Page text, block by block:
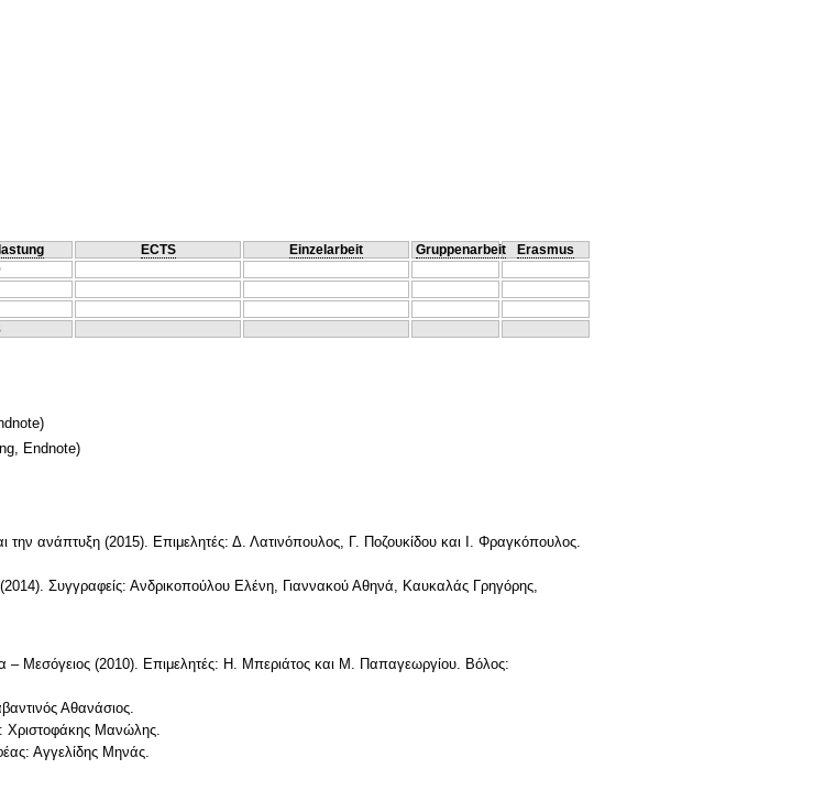
ECTS Einzelarbeit Gruppenarbeit
Erasmus
Endnote)
την ανάπτυξη (2015). Επιμελητές: Δ. Λατινόπουλος, Γ. Ποζουκίδου και Ι. Φραγκόπουλος.
Συγγραφείς: Ανδρικοπούλου Ελένη, Γιαννακού Αθηνά, Καυκαλάς Γρηγόρης,
Μεσόγειος (2010). Επιμελητές: Η. Μπεριάτος και Μ. Παπαγεωργίου. Βόλος:
Αθανάσιος.
Χριστοφάκης Μανώλης.
Αγγελίδης Μηνάς.